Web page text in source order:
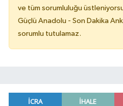
ve tüm sorumluluğu
Güçlü Anadolu - Son Dakika
sorumlu tutulamaz.